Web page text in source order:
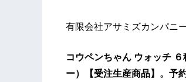
有限会社アサミズカンパニ
コウペンちゃん ウォッチ
ー）【受注生産商品】。